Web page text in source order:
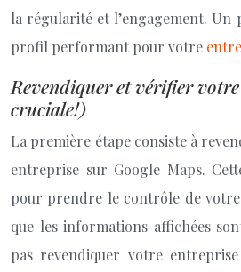
la régularité et l’engagement.
profil performant pour votre
Revendiquer et vérifier
cruciale!)
La première étape consiste à
entreprise sur Google Maps.
pour prendre le contrôle de
que les informations affichées
pas revendiquer votre